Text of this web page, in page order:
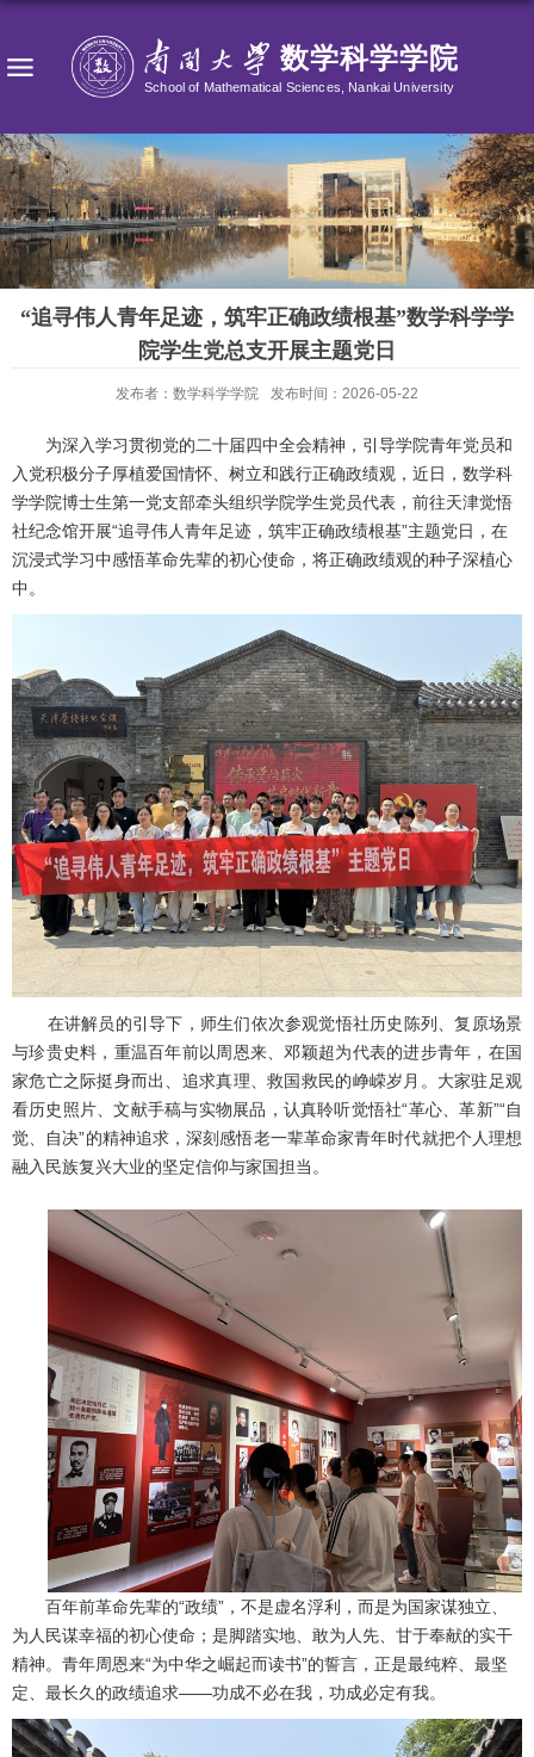
“追寻伟人青年足迹，筑牢正确政绩根基”数学科学学
院学生党总支开展主题党日
发布者：数学科学学院 发布时间：2026-05-22
为深入学习贯彻党的二十届四中全会精神，引导学院青年党员和
入党积极分子厚植爱国情怀、树立和践行正确政绩观，近日，数学科
学学院博士生第一党支部牵头组织学院学生党员代表，前往天津觉悟
社纪念馆开展“追寻伟人青年足迹，筑牢正确政绩根基”主题党日，在
沉浸式学习中感悟革命先辈的初心使命，将正确政绩观的种子深植心
中。
在讲解员的引导下，师生们依次参观觉悟社历史陈列、复原场景
与珍贵史料，重温百年前以周恩来、邓颖超为代表的进步青年，在国
家危亡之际挺身而出、追求真理、救国救民的峥嵘岁月。 大家驻足观
看历史照片、文献手稿与实物展品，认真聆听觉悟社“革心、革新”“自
觉、自决”的精神追求，深刻感悟老一辈革命家青年时代就把个人理想
融入民族复兴大业的坚定信仰与家国担当。
百年前革命先辈的“政绩”，不是虚名浮利，而是为国家谋独立、
为人民谋幸福的初心使命；是脚踏实地、敢为人先、甘于奉献的实干
精神。青年周恩来“为中华之崛起而读书”的誓言，正是最纯粹、最坚
定、最长久的政绩追求——功成不必在我，功成必定有我。